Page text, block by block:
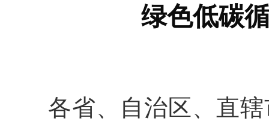
绿色低碳
各省、自治区、直